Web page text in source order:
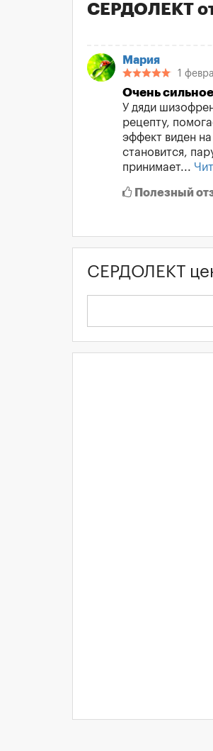
СЕРДОЛЕКТ
Мария
1
Очень
У дяди
рецепту,
эффект виден
становится,
принимает...
Полезный
СЕРДОЛЕКТ